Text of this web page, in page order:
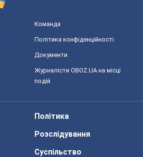
Команда
Політика конфіденційності
Документи
Журналісти OBOZ.UA на місці
подій
Політика
Розслідування
Суспільство